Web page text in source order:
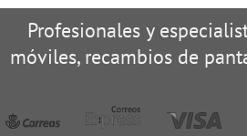
Profesionales y
móviles, recambios de